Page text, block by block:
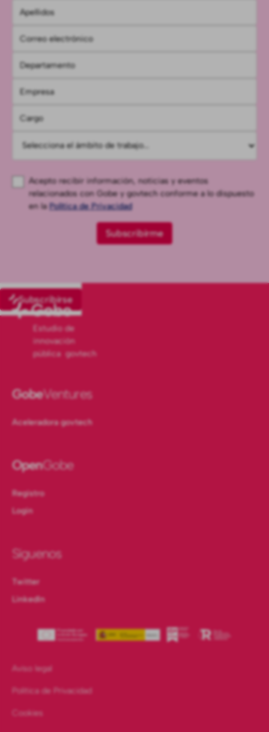
Acepto recibir información, noticias y eventos
relacionados con Gobe y govtech conforme a lo dispuesto
en laPolítica de Privacidad
Subscribirse
Estudio de
innovación
pública govtech
GobeVentures
Aceleradora govtech
OpenGobe
Registro
Login
Síguenos
Twitter
LinkedIn
Aviso legal
Política de Privacidad
Cookies